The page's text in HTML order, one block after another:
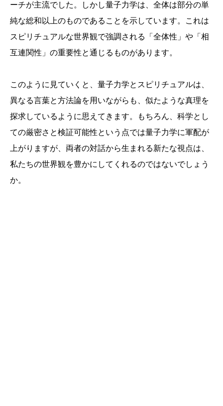
ーチが主流でした。しかし量子力学は、全体は部分の単
純な総和以上のものであることを示しています。これは
スピリチュアルな世界観で強調される「全体性」や「相
互連関性」の重要性と通じるものがあります。
このように見ていくと、量子力学とスピリチュアルは、
異なる言葉と方法論を用いながらも、似たような真理を
探求しているように思えてきます。もちろん、科学とし
ての厳密さと検証可能性という点では量子力学に軍配が
上がりますが、両者の対話から生まれる新たな視点は、
私たちの世界観を豊かにしてくれるのではないでしょう
か。